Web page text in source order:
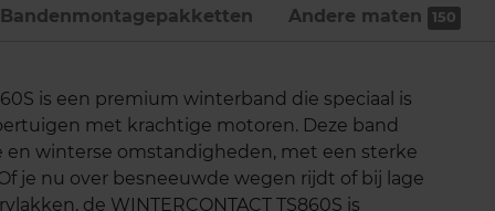
Bandenmontage­pakketten Andere maten 150
is een premium winterband die speciaal is
met krachtige motoren. Deze band
winterse omstandigheden, met een sterke
je nu over besneeuwde wegen rijdt of bij lage
de WINTERCONTACT TS860S is